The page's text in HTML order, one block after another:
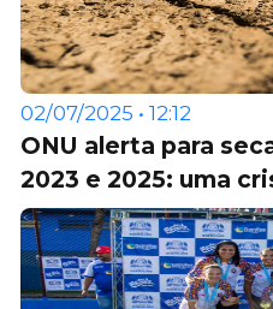
02/07/2025 • 12:12
ONU alerta para
2023 e 2025: uma